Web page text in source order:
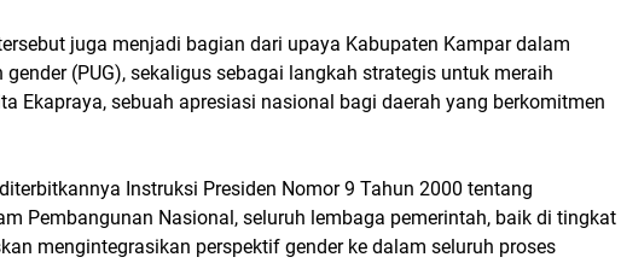
juga menjadi bagian dari upaya Kabupaten Kampar dalam
(PUG), sekaligus sebagai langkah strategis untuk meraih
Ekapraya, sebuah apresiasi nasional bagi daerah yang berkomitmen
Instruksi Presiden Nomor 9 Tahun 2000 tentang
Pembangunan Nasional, seluruh lembaga pemerintah, baik di tingkat
mengintegrasikan perspektif gender ke dalam seluruh proses